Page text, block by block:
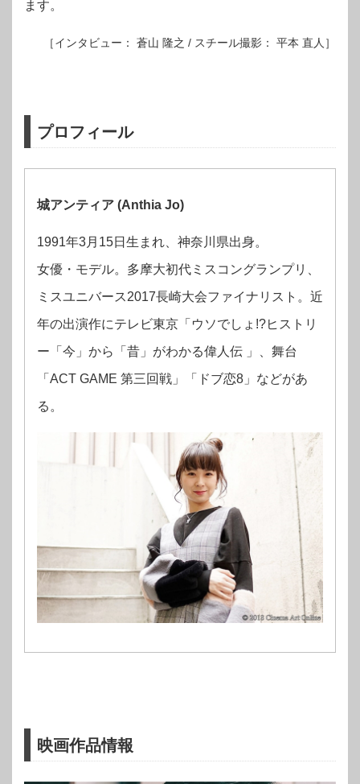
ます。
［インタビュー： 蒼山 隆之 / スチール撮影： 平本 直人］
プロフィール
城アンティア (Anthia Jo)
1991年3月15日生まれ、神奈川県出身。
女優・モデル。多摩大初代ミスコングランプリ、
ミスユニバース2017長崎大会ファイナリスト。近
年の出演作にテレビ東京「ウソでしょ!?ヒストリ
ー「今」から「昔」がわかる偉人伝 」、舞台
「ACT GAME 第三回戦」「ドブ恋8」などがあ
る。
映画作品情報